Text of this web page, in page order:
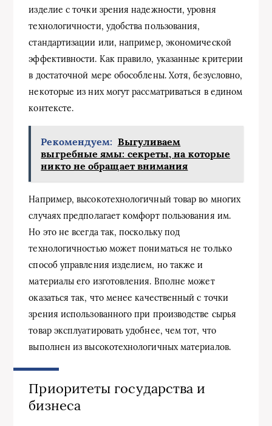
изделие с точки зрения надежности, уровня
технологичности, удобства пользования,
стандартизации или, например, экономической
эффективности. Как правило, указанные критерии
в достаточной мере обособлены. Хотя, безусловно,
некоторые из них могут рассматриваться в едином
контексте.
Рекомендуем: Выгуливаем
выгребные ямы: секреты, на которые
никто не обращает внимания
Например, высокотехнологичный товар во многих
случаях предполагает комфорт пользования им.
Но это не всегда так, поскольку под
технологичностью может пониматься не только
способ управления изделием, но также и
материалы его изготовления. Вполне может
оказаться так, что менее качественный с точки
зрения использованного при производстве сырья
товар эксплуатировать удобнее, чем тот, что
выполнен из высокотехнологичных материалов.
Приоритеты государства и
бизнеса